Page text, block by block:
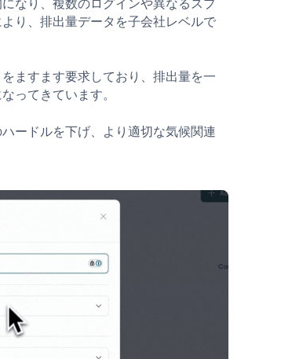
なり、複数のログインや異なるスプ
り、排出量データを子会社レベルで
ますます要求しており、排出量を一
ってきています。
ードルを下げ、より適切な気候関連